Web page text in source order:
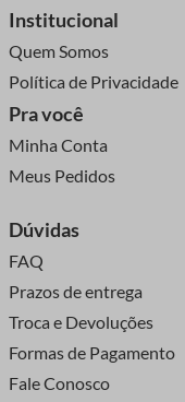
Institucional
Quem Somos
Política de Privacidade
Pra você
Minha Conta
Meus Pedidos
Dúvidas
FAQ
Prazos de entrega
Troca e Devoluções
Formas de Pagamento
Fale Conosco